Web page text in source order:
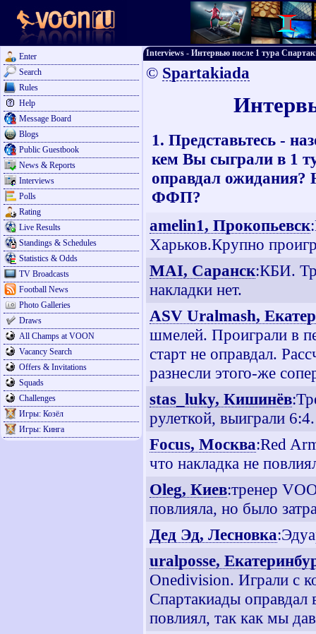
Enter
Search
Rules
Help
Message Board
Blogs
Public Guestbook
News & Reports
Interviews
Polls
Rating
Live Results
Standings & Schedules
Statistics & Odds
TV Broadcasts
Football News
Photo Galleries
Draws
All Champs at VOON
Vacancy Search
Offers & Invitations
Squads
Challenges
Игры: Козёл
Игры: Кинга
Interviews - Интервью после 1 тура
© Spartakiada
1. Представьтесь -
кем Вы сыграли в 1
оправдал ожидания?
ФФП?
amelin1, Прокопьевск
Харьков.Крупно
MAI, Саранск:КБИ.
накладки нет.
ASV Uralmash,
шмелей. Проиграли в
старт не оправдал.
разнесли этого-же
stas_luky, Кишинёв
рулеткой, выиграли
Focus, Москва:Red
что накладка не
Oleg, Киев:тренер
повлияла, но было
Дед Эд, Лесновка
uralposse,
Onedivision. Играли с
Спартакиады
повлиял, так как мы